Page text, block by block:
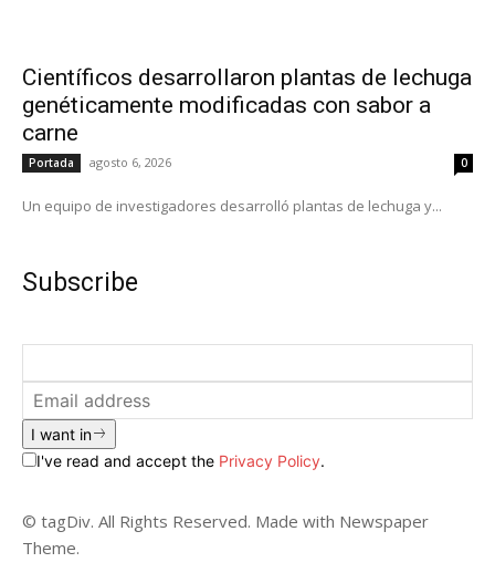
Científicos desarrollaron plantas de lechuga
genéticamente modificadas con sabor a
carne
Portada agosto 6, 2026 0
Un equipo de investigadores desarrolló plantas de lechuga y...
Subscribe
I want in
I've read and accept the Privacy Policy.
© tagDiv. All Rights Reserved. Made with Newspaper
Theme.